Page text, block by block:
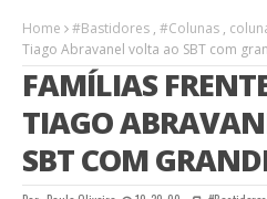
Home #Bastidores , #Colunas ,
Tiago Abravanel volta ao SBT com
FAMÍLIAS
TIAGO
SBT COM